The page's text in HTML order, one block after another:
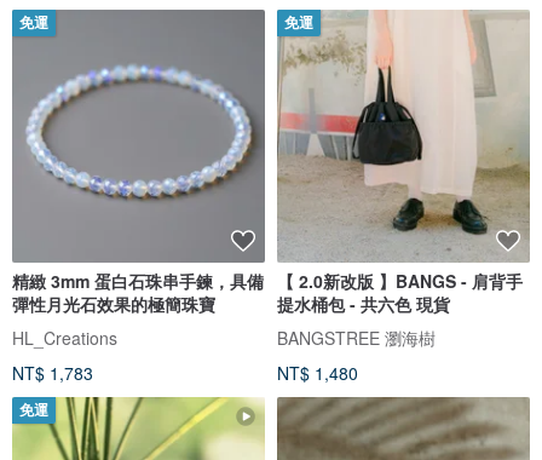
免運
精緻 3mm 蛋白石珠串手鍊，具備
彈性月光石效果的極簡珠寶
HL_Creations
NT$ 1,783
免運
【 2.0新改版 】BANGS - 肩背手
提水桶包 - 共六色 現貨
BANGSTREE 瀏海樹
NT$ 1,480
免運